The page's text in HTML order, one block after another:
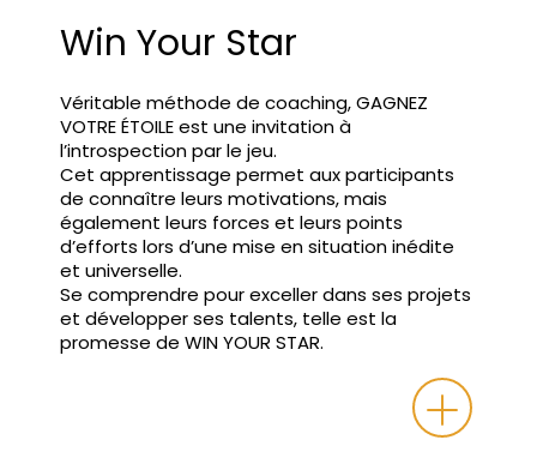
Win Your Star
Véritable méthode de coaching, GAGNEZ
VOTRE ÉTOILE est une invitation à
l’introspection par le jeu.
Cet apprentissage permet aux participants
de connaître leurs motivations, mais
également leurs forces et leurs points
d’efforts lors d’une mise en situation inédite
et universelle.
Se comprendre pour exceller dans ses projets
et développer ses talents, telle est la
promesse de WIN YOUR STAR.